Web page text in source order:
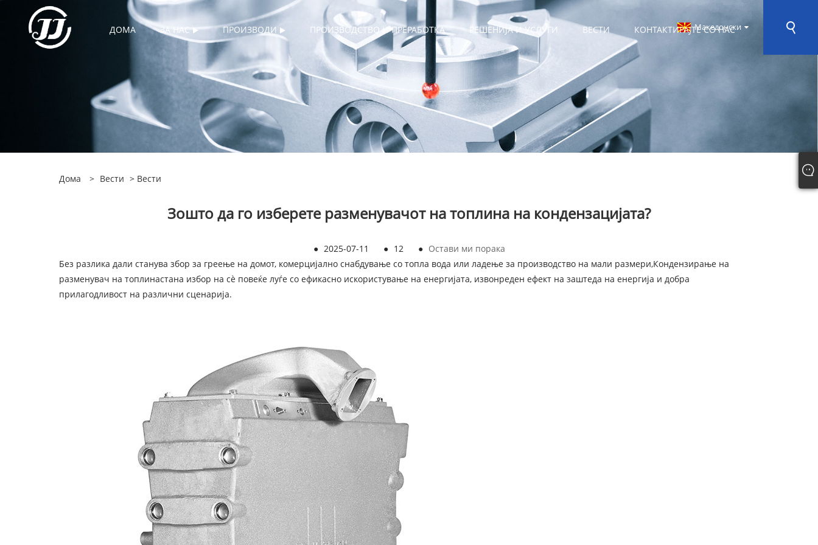
ДОМА ЗА НАС ПРОИЗВОДИ ПРОИЗВОДСТВО И ПРЕРАБОТКА РЕШЕНИЈА И УСЛУГИ ВЕСТИ КОНТАКТИРАЈТЕ СО НАС
Македонски
Дома > Вести > Вести
Зошто да го изберете разменувачот на топлина на кондензацијата?
● 2025-07-11 ● 12 ● Остави ми порака
Без разлика дали станува збор за греење на домот, комерцијално снабдување со топла вода или ладење за производство на мали размери,Кондензирање на
разменувач на топлинастана избор на сè повеќе луѓе со ефикасно искористување на енергијата, извонреден ефект на заштеда на енергија и добра
прилагодливост на различни сценарија.